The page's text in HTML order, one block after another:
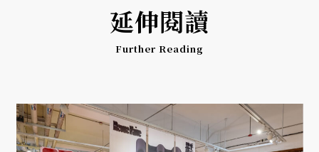
延伸閱讀
Further Reading